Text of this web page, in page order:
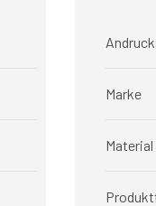
Marke
Material